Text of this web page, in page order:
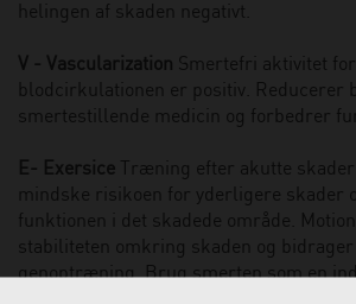
helingen af skaden negativt.
V - Vascularization Smertefri aktivitet
blodcirkulationen er positiv. Reducerer
smertestillende medicin og forbedrer
E- Exersice Træning efter akutte
mindske risikoen for yderligere skader
funktionen i det skadede område.
stabiliteten omkring skaden og
genoptræning. Brug smerten som en